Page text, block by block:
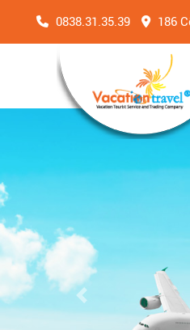
0838.31.35.39 186
Previous